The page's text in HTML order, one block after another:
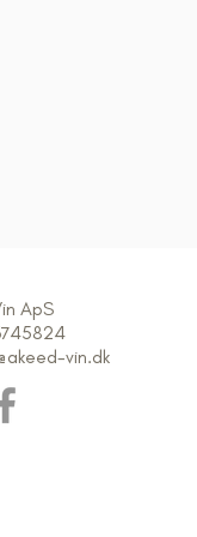
ApS
vin.dk